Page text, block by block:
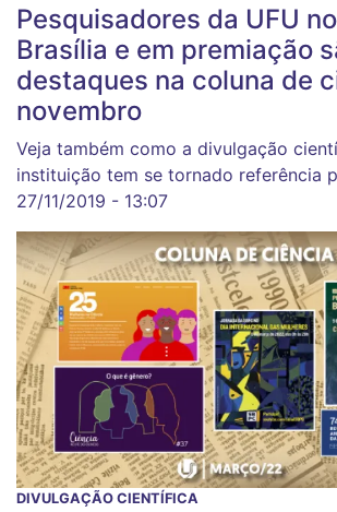
Pesquisadores da UFU
Brasília e em premiação
destaques na coluna de
novembro
Veja também como a divulgação
instituição tem se tornado referência
27/11/2019 - 13:07
DIVULGAÇÃO CIENTÍFICA